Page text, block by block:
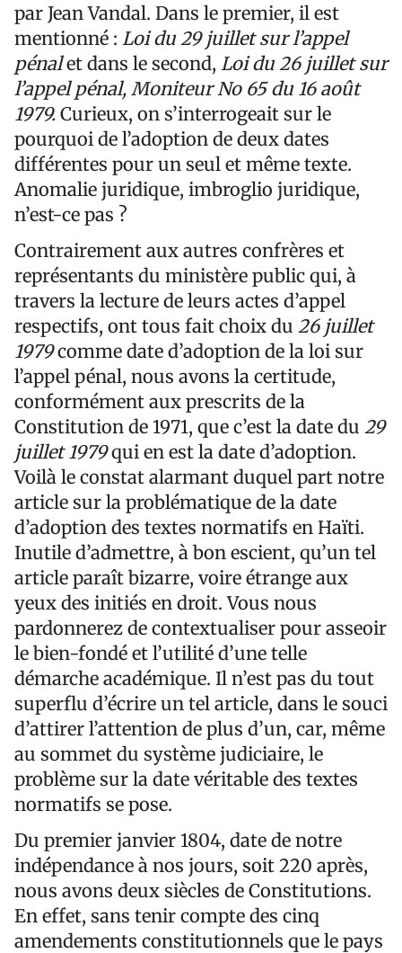
par Jean Vandal. Dans le premier, il est
mentionné : Loi du 29 juillet sur l’appel
pénalet dans le second, Loi du 26 juillet sur
l’appel pénal, Moniteur No 65 du 16 août
1979. Curieux, on s’interrogeait sur le
pourquoi de l’adoption de deux dates
différentes pour un seul et même texte.
Anomalie juridique, imbroglio juridique,
n’est-ce pas ?
Contrairement aux autres confrères et
représentants du ministère public qui, à
travers la lecture de leurs actes d’appel
respectifs, ont tous fait choix du 26 juillet
1979comme date d’adoption de la loi sur
l’appel pénal, nous avons la certitude,
conformément aux prescrits de la
Constitution de 1971, que c’est la date du 29
juillet 1979qui en est la date d’adoption.
Voilà le constat alarmant duquel part notre
article sur la problématique de la date
d’adoption des textes normatifs en Haïti.
Inutile d’admettre, à bon escient, qu’un tel
article paraît bizarre, voire étrange aux
yeux des initiés en droit. Vous nous
pardonnerez de contextualiser pour asseoir
le bien-fondé et l’utilité d’une telle
démarche académique. Il n’est pas du tout
superflu d’écrire un tel article, dans le souci
d’attirer l’attention de plus d’un, car, même
au sommet du système judiciaire, le
problème sur la date véritable des textes
normatifs se pose.
Du premier janvier 1804, date de notre
indépendance à nos jours, soit 220 après,
nous avons deux siècles de Constitutions.
En effet, sans tenir compte des cinq
amendements constitutionnels que le pays